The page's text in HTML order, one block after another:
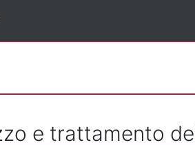
e trattamento